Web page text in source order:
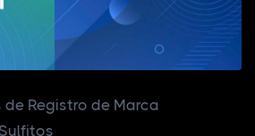
de Registro de Marca